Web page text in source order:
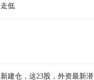
走低
新建仓，这23股，外资最新潜